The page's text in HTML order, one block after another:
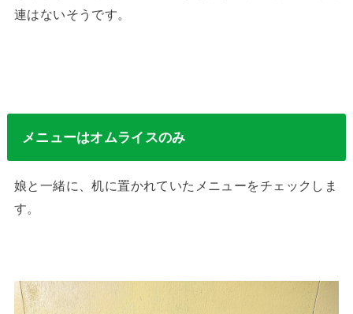
連はないそうです。
メニューはオムライスのみ
娘と一緒に、机に置かれていたメニューをチェックしま
す。